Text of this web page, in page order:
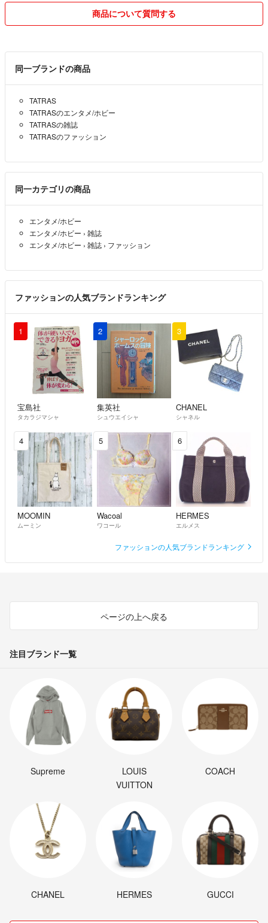
価でお返しし領収書もお入れしましたが、自分なりに努めた結果が悲し
い結末になったので領収書はお断りさせて下さい。
◆購入手続きは、最後まで責任をもってお取引が出来る方でお願い致し
ます。
当方が発送通知に変更するタイミングは、追跡が可能となった段階です
既に発送済みの事が有り、そうなると回収の対応が出来ません。
発送後の物に対しては、(他の方から重複購入になり)不要になったから
と返品を言われても受け付けられませんので、受け取って頂きご自身で
転売等を行って下さい。
★お値下げについて・・・商品説明にも記載させて頂いてますが、単品
でのお値下げは考えてない事と、他の方にも同じ様にお断りしてきてる
ので（特にまだ取引中の場合は）了承してはダメだと思っています。
また、提示額で購入して下さった方が居られる場合は、自分が購入者だ
った場合、値上げは許されても値下げは嬉しくないと感じるのでゴメン
なさい。
返答が遅くなることもございますが、メッセージは確認次第、必ずお返
返信が遅くなってしまってることにお詫び申し上げます。
商品について質問する
同一ブランドの商品
TATRAS
TATRASのエンタメ/ホビー
TATRASの雑誌
TATRASのファッション
同一カテゴリの商品
エンタメ/ホビー
エンタメ/ホビー › 雑誌
エンタメ/ホビー › 雑誌 › ファッション
ファッションの人気ブランドランキング
1
宝島社
タカラジマシャ
2
集英社
シュウエイシャ
3
CHANEL
シャネル
4
MOOMIN
ムーミン
5
Wacoal
ワコール
6
HERMES
エルメス
ファッションの人気ブランドランキング
ページの上へ戻る
注目ブランド一覧
Supreme
LOUIS
VUITTON
COACH
CHANEL HERMES GUCCI